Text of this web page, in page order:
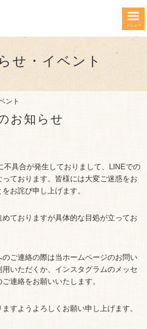
メニュー
せ・イベント
ント
お知らせ
不具合が発生しておりまして、LINEでの
ております。皆様には大変ご迷惑をお
お詫び申し上げます。
ておりますが具体的な目処が立ってお
ご連絡の際は当ホームページのお問い
いただくか、インスタグラムのメッセ
連絡をお願いいたします。
すようよろしくお願い申し上げます。